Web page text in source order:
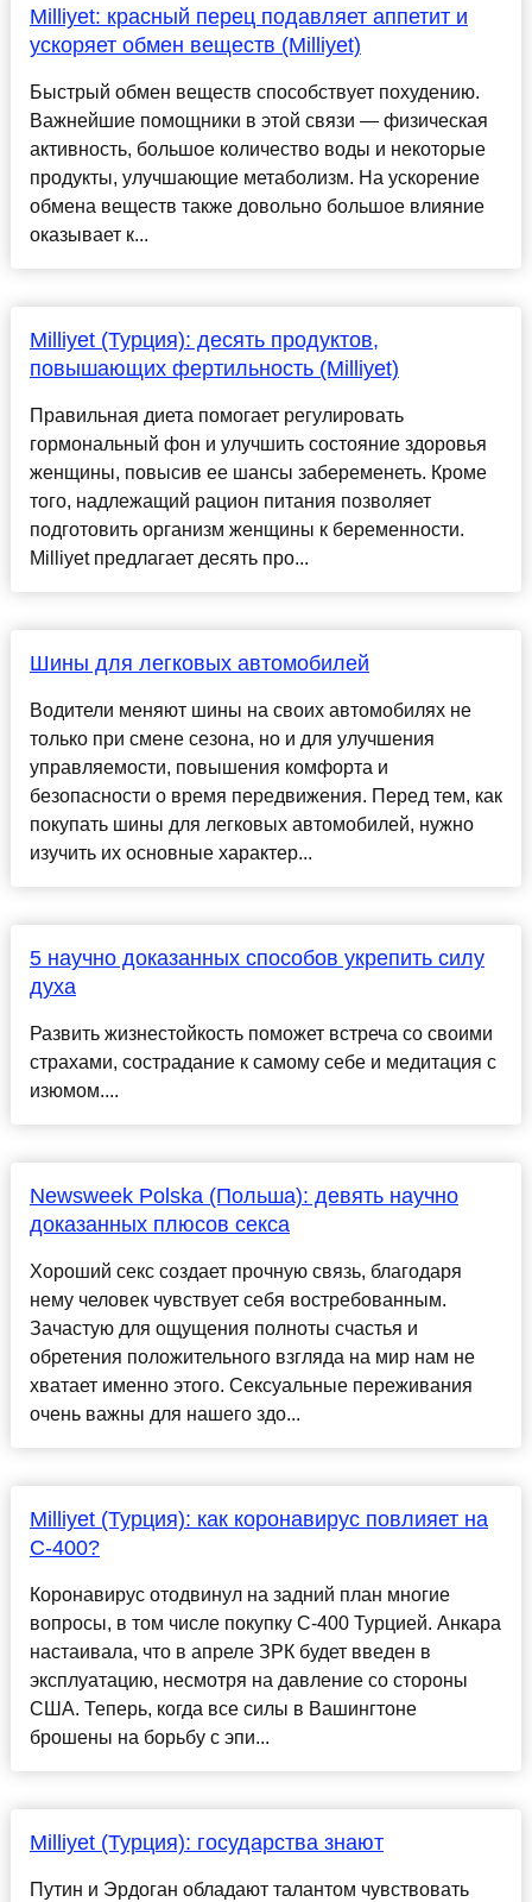
Milliyet: красный перец подавляет аппетит и
ускоряет обмен веществ (Milliyet)
Быстрый обмен веществ способствует похудению.
Важнейшие помощники в этой связи — физическая
активность, большое количество воды и некоторые
продукты, улучшающие метаболизм. На ускорение
обмена веществ также довольно большое влияние
оказывает к...
Milliyet (Турция): десять продуктов,
повышающих фертильность (Milliyet)
Правильная диета помогает регулировать
гормональный фон и улучшить состояние здоровья
женщины, повысив ее шансы забеременеть. Кроме
того, надлежащий рацион питания позволяет
подготовить организм женщины к беременности.
Milliyet предлагает десять про...
Шины для легковых автомобилей
Водители меняют шины на своих автомобилях не
только при смене сезона, но и для улучшения
управляемости, повышения комфорта и
безопасности о время передвижения. Перед тем, как
покупать шины для легковых автомобилей, нужно
изучить их основные характер...
5 научно доказанных способов укрепить силу
духа
Развить жизнестойкость поможет встреча со своими
страхами, сострадание к самому себе и медитация с
изюмом....
Newsweek Polska (Польша): девять научно
доказанных плюсов секса
Хороший секс создает прочную связь, благодаря
нему человек чувствует себя востребованным.
Зачастую для ощущения полноты счастья и
обретения положительного взгляда на мир нам не
хватает именно этого. Сексуальные переживания
очень важны для нашего здо...
Milliyet (Турция): как коронавирус повлияет на
С-400?
Коронавирус отодвинул на задний план многие
вопросы, в том числе покупку С-400 Турцией. Анкара
настаивала, что в апреле ЗРК будет введен в
эксплуатацию, несмотря на давление со стороны
США. Теперь, когда все силы в Вашингтоне
брошены на борьбу с эпи...
Milliyet (Турция): государства знают
Путин и Эрдоган обладают талантом чувствовать